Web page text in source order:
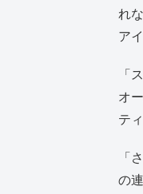
れ
ア
「
オ
テ
「
の